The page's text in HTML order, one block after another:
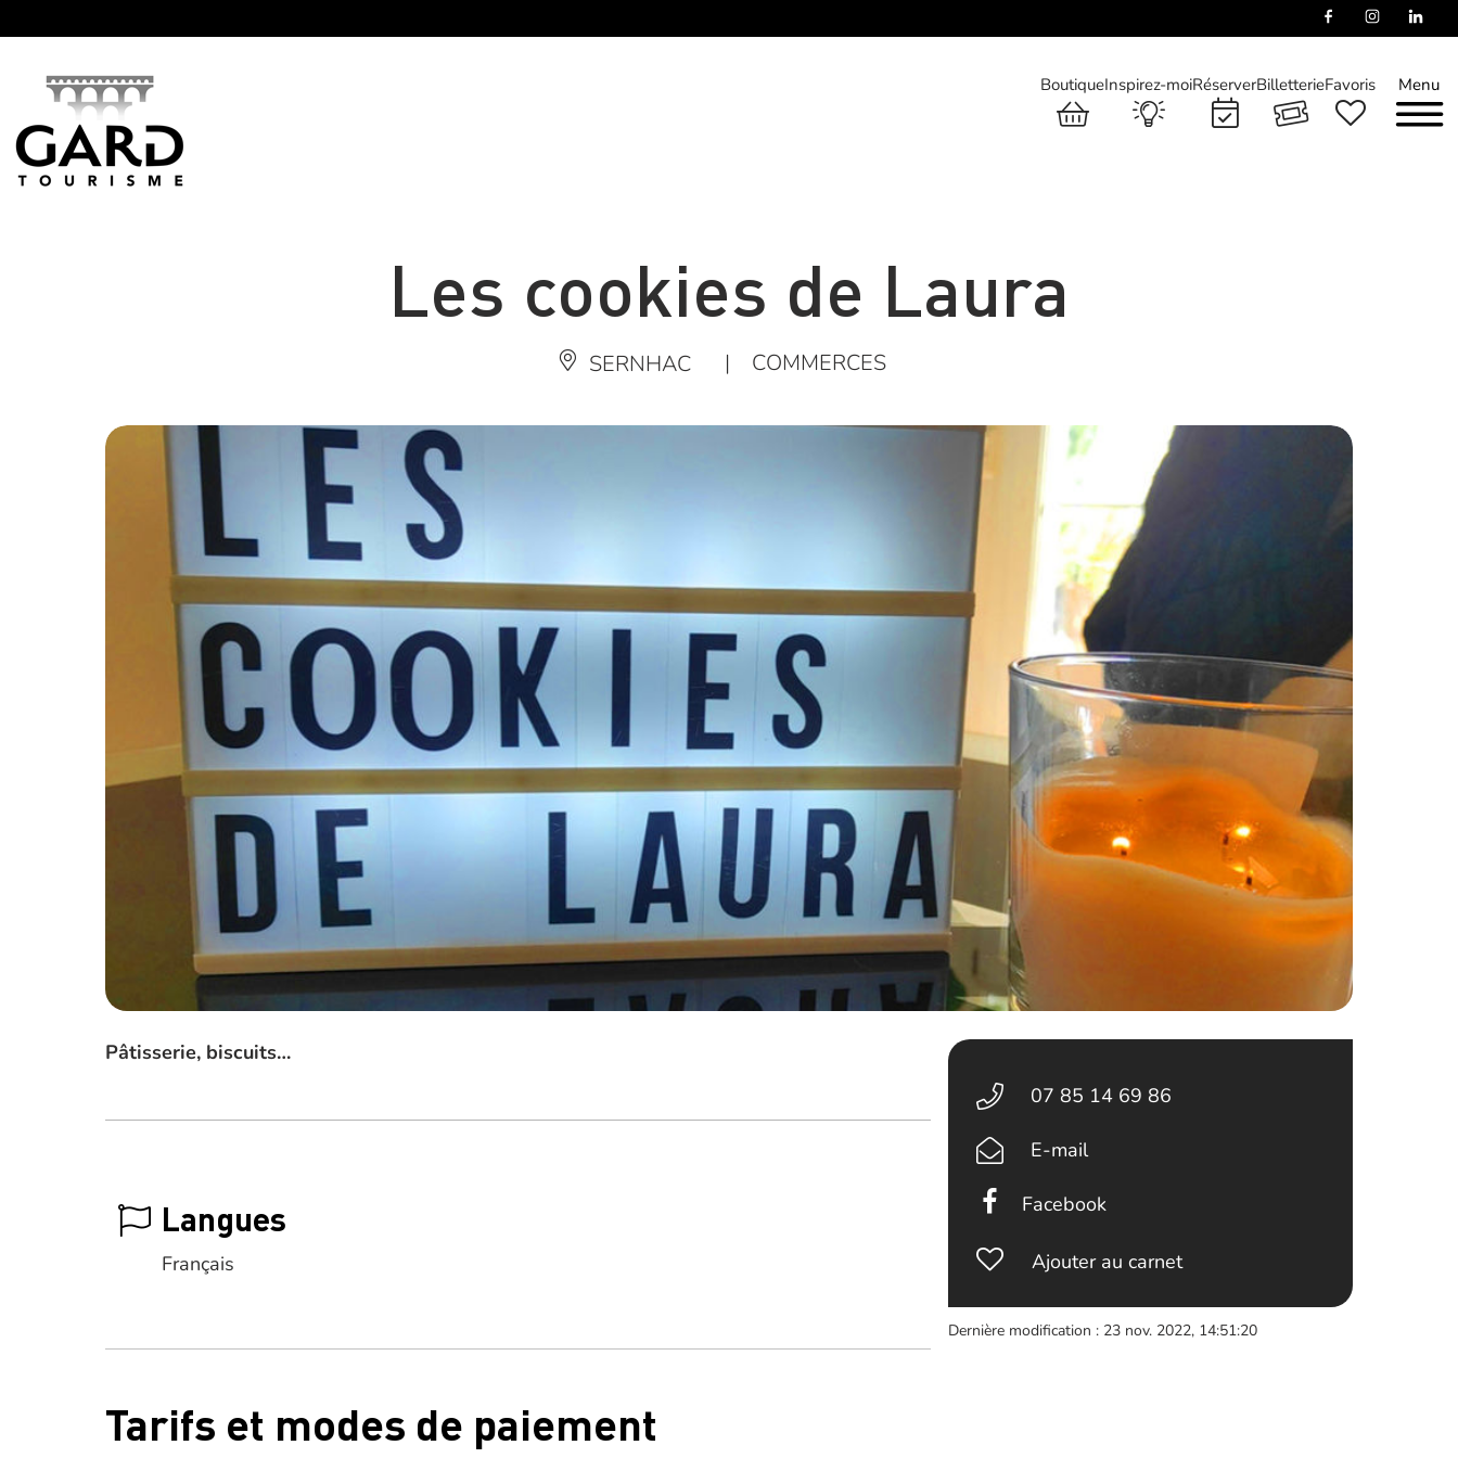
Menu
BoutiqueInspirez-moiRéserverBilletterieFavoris
Les cookies de Laura
SERNHAC | COMMERCES
Pâtisserie, biscuits…
Langues
Français
Tarifs et modes de paiement
07 85 14 69 86
E-mail
Facebook
Ajouter au carnet
Dernière modification : 23 nov. 2022, 14:51:20